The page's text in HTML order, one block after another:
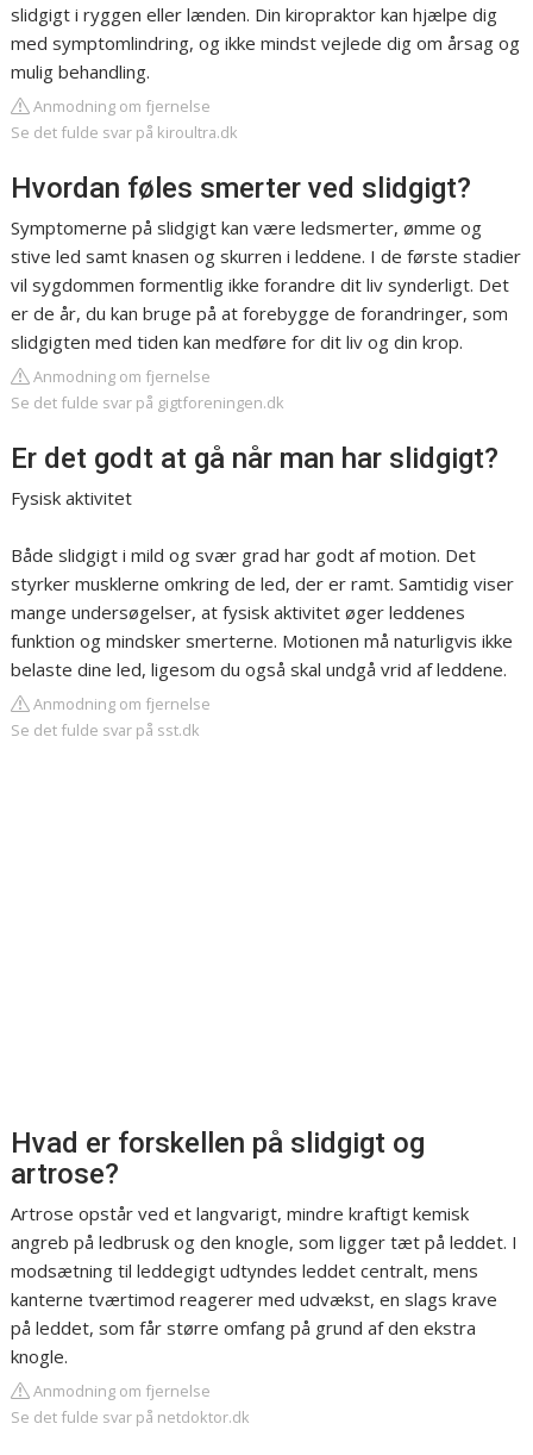
slidgigt i ryggen eller lænden. Din kiropraktor kan hjælpe dig
med symptomlindring, og ikke mindst vejlede dig om årsag og
mulig behandling.
Anmodning om fjernelse
Se det fulde svar på kiroultra.dk
Hvordan føles smerter ved slidgigt?
Symptomerne på slidgigt kan være ledsmerter, ømme og
stive led samt knasen og skurren i leddene. I de første stadier
vil sygdommen formentlig ikke forandre dit liv synderligt. Det
er de år, du kan bruge på at forebygge de forandringer, som
slidgigten med tiden kan medføre for dit liv og din krop.
Anmodning om fjernelse
Se det fulde svar på gigtforeningen.dk
Er det godt at gå når man har slidgigt?
Fysisk aktivitet
Både slidgigt i mild og svær grad har godt af motion. Det
styrker musklerne omkring de led, der er ramt. Samtidig viser
mange undersøgelser, at fysisk aktivitet øger leddenes
funktion og mindsker smerterne. Motionen må naturligvis ikke
belaste dine led, ligesom du også skal undgå vrid af leddene.
Anmodning om fjernelse
Se det fulde svar på sst.dk
Hvad er forskellen på slidgigt og
artrose?
Artrose opstår ved et langvarigt, mindre kraftigt kemisk
angreb på ledbrusk og den knogle, som ligger tæt på leddet. I
modsætning til leddegigt udtyndes leddet centralt, mens
kanterne tværtimod reagerer med udvækst, en slags krave
på leddet, som får større omfang på grund af den ekstra
knogle.
Anmodning om fjernelse
Se det fulde svar på netdoktor.dk